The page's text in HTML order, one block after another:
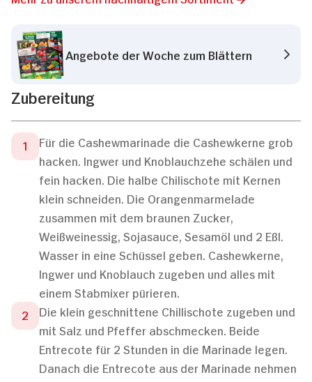
Angebote der Woche zum Blättern
Zubereitung
Für die Cashewmarinade die Cashewkerne grob
hacken. Ingwer und Knoblauchzehe schälen und
fein hacken. Die halbe Chilischote mit Kernen
klein schneiden. Die Orangenmarmelade
zusammen mit dem braunen Zucker,
Weißweinessig, Sojasauce, Sesamöl und 2 Eßl.
Wasser in eine Schüssel geben. Cashewkerne,
Ingwer und Knoblauch zugeben und alles mit
einem Stabmixer pürieren.
Die klein geschnittene Chillischote zugeben und
mit Salz und Pfeffer abschmecken. Beide
Entrecote für 2 Stunden in die Marinade legen.
Danach die Entrecote aus der Marinade nehmen